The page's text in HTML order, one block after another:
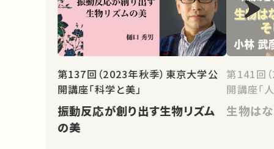
第137回（2023年秋季）東京大学公
開講座「科学と美」
振動反応が創り出す生物リズム
の美
第141回
開講座「
生物は